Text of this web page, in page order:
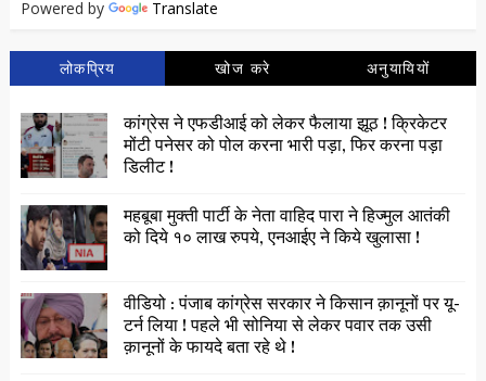
Powered by Translate
लोकप्रिय खोज करे अनुयायियों
कांग्रेस ने एफडीआई को लेकर फैलाया झूठ ! क्रिकेटर
मोंटी पनेसर को पोल करना भारी पड़ा, फिर करना पड़ा
डिलीट !
महबूबा मुक्ती पार्टी के नेता वाहिद पारा ने हिज्मुल आतंकी
को दिये १० लाख रुपये, एनआईए ने किये खुलासा !
वीडियो : पंजाब कांग्रेस सरकार ने किसान क़ानूनों पर यू-
टर्न लिया ! पहले भी सोनिया से लेकर पवार तक उसी
क़ानूनों के फायदे बता रहे थे !